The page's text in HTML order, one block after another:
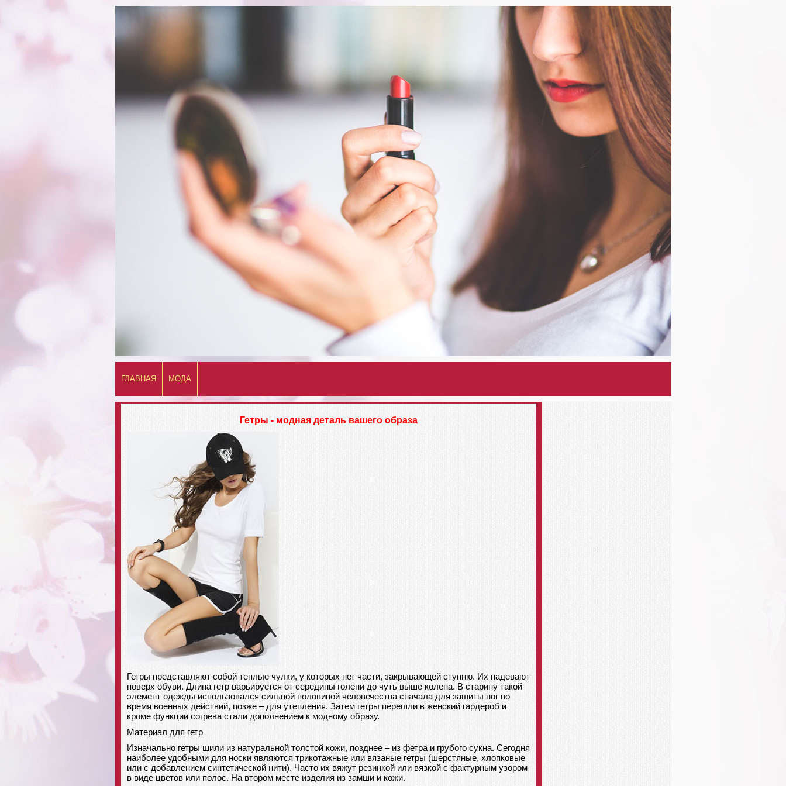
ГЛАВНАЯ МОДА
Гетры - модная деталь вашего образа
Гетры представляют собой теплые чулки, у которых нет части, закрывающей ступню. Их надевают
поверх обуви. Длина гетр варьируется от середины голени до чуть выше колена. В старину такой
элемент одежды использовался сильной половиной человечества сначала для защиты ног во
время военных действий, позже – для утепления. Затем гетры перешли в женский гардероб и
кроме функции согрева стали дополнением к модному образу.
Материал для гетр
Изначально гетры шили из натуральной толстой кожи, позднее – из фетра и грубого сукна. Сегодня
наиболее удобными для носки являются трикотажные или вязаные гетры (шерстяные, хлопковые
или с добавлением синтетической нити). Часто их вяжут резинкой или вязкой с фактурным узором
в виде цветов или полос. На втором месте изделия из замши и кожи.